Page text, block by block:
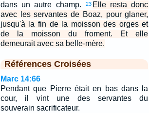
dans un autre champ.
23 Elle resta donc
avec les servantes de Boaz, pour glaner,
jusqu'à la fin de la moisson des orges et
de la moisson du froment. Et elle
demeurait avec sa belle-mère.
Références Croisées
Marc 14:66
Pendant que Pierre était en bas dans la
cour, il vint une des servantes du
souverain sacrificateur.